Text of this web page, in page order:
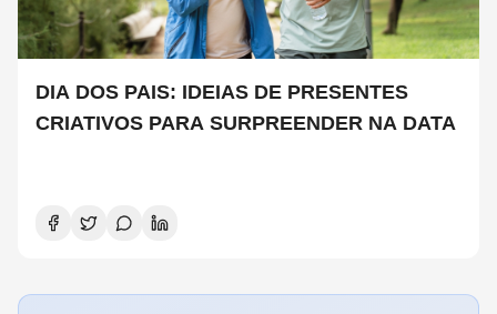
DIA DOS PAIS: IDEIAS DE PRESENTES
CRIATIVOS PARA SURPREENDER NA DATA